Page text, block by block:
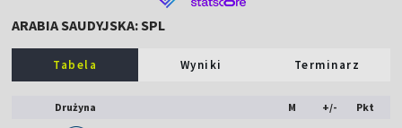
ARABIA SAUDYJSKA: SPL
Tabela Wyniki Terminarz
Drużyna M +/- Pkt